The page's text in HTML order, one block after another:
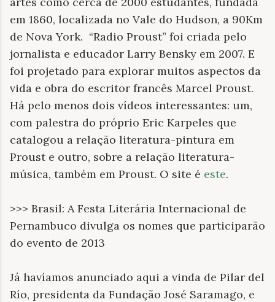
em 1860, localizada no Vale do Hudson, a 90Km
de Nova York. “Radio Proust” foi criada pelo
jornalista e educador Larry Bensky em 2007. E
foi projetado para explorar muitos aspectos da
vida e obra do escritor francês Marcel Proust.
Há pelo menos dois vídeos interessantes: um,
com palestra do próprio Eric Karpeles que
catalogou a relação literatura-pintura em
Proust e outro, sobre a relação literatura-
música, também em Proust. O site é este.
>>> Brasil: A Festa Literária Internacional de
Pernambuco divulga os nomes que participarão
do evento de 2013
Já havíamos anunciado aqui a vinda de Pilar del
Río, presidenta da Fundação José Saramago, e